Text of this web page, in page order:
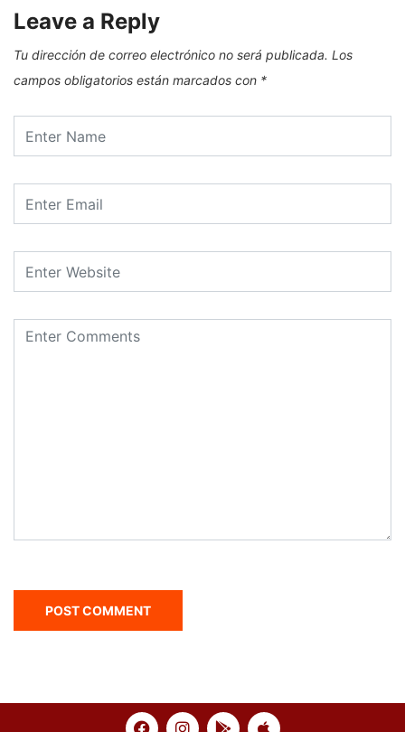
Leave a Reply
Tu dirección de correo electrónico no será publicada. Los
campos obligatorios están marcados con *